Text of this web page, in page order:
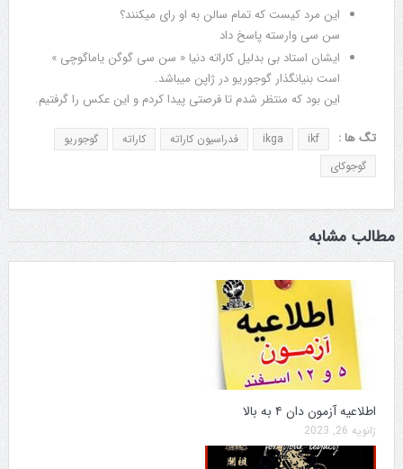
این مرد کیست که تمام سالن به او رای میکنند؟
سن سی وارسته پاسخ داد
ایشان استاد بی بدلیل کاراته دنیا « سن سی گوگن یاماگوچی »
است بنیانگذار گوجوریو در ژاپن میباشد.
این بود که منتظر شدم تا فرصتی پیدا کردم ‌و این عکس را گرفتیم.
تگ ها : ikf
ikga فدراسیون کاراته کاراته
گوجوریو
گوجوکای
مطالب مشابه
اطلاعیه آزمون دان ۴ به بالا
ژانویه 26, 2023